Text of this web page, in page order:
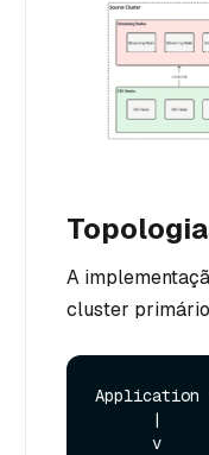
A
cluster
Application